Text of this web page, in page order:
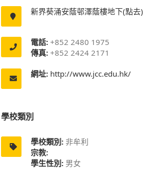
新界葵涌安蔭邨澤蔭樓地下(點去)
電話: +852 2480 1975
傳真: +852 2424 2171
網址: http://www.jcc.edu.hk/
學校類別
學校類別: 非牟利
宗教:
學生性別: 男女